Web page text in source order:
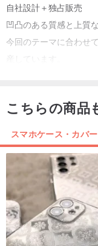
自社設計＋独占販売
凹凸のある質感と上質
今回のテーマに合わせ
産しています。
特に透明なケースを選
（デモ中のiPhone 11
TPU素材（ソフトシェ
コーナーは落下防止エ
胴体レンズボタンは完
機械の側面には誰もが
こちらの商品
スマホケース・カバー